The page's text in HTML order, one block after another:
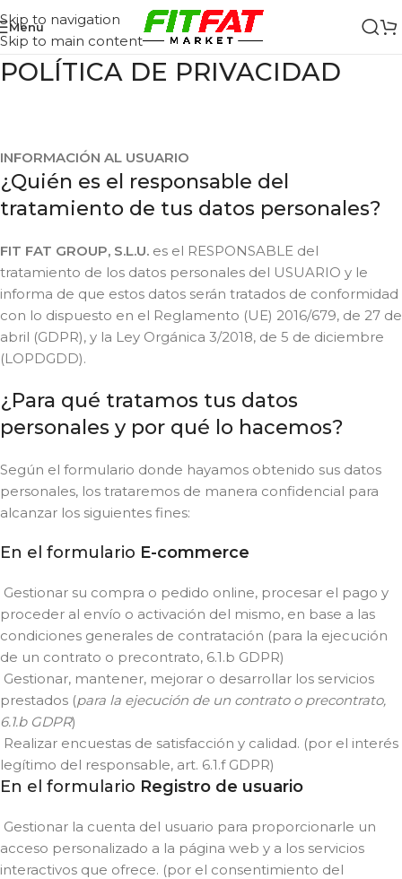
Skip to navigation
Skip to main content
Menu
POLÍTICA DE PRIVACIDAD
INFORMACIÓN AL USUARIO
¿Quién es el responsable del
tratamiento de tus datos personales?
FIT FAT GROUP, S.L.U. es el RESPONSABLE del
tratamiento de los datos personales del USUARIO y le
informa de que estos datos serán tratados de conformidad
con lo dispuesto en el Reglamento (UE) 2016/679, de 27 de
abril (GDPR), y la Ley Orgánica 3/2018, de 5 de diciembre
(LOPDGDD).
¿Para qué tratamos tus datos
personales y por qué lo hacemos?
Según el formulario donde hayamos obtenido sus datos
personales, los trataremos de manera confidencial para
alcanzar los siguientes fines:
En el formulario E-commerce
Gestionar su compra o pedido online, procesar el pago y
proceder al envío o activación del mismo, en base a las
condiciones generales de contratación (para la ejecución
de un contrato o precontrato, 6.1.b GDPR)
Gestionar, mantener, mejorar o desarrollar los servicios
prestados (para la ejecución de un contrato o precontrato,
6.1.b GDPR)
Realizar encuestas de satisfacción y calidad. (por el interés
legítimo del responsable, art. 6.1.f GDPR)
En el formulario Registro de usuario
Gestionar la cuenta del usuario para proporcionarle un
acceso personalizado a la página web y a los servicios
interactivos que ofrece. (por el consentimiento del